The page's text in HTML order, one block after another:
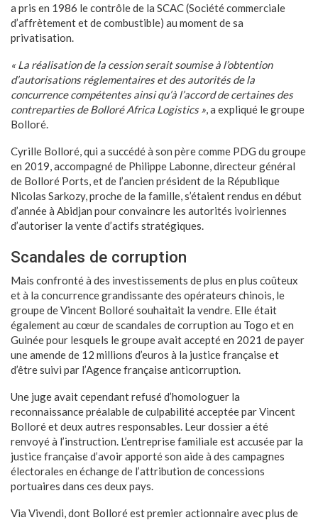
a pris en 1986 le contrôle de la SCAC (Société commerciale
d’affrètement et de combustible) au moment de sa
privatisation.
« La réalisation de la cession serait soumise à l’obtention
d’autorisations réglementaires et des autorités de la
concurrence compétentes ainsi qu’à l’accord de certaines des
contreparties de Bolloré Africa Logistics », a expliqué le groupe
Bolloré.
Cyrille Bolloré, qui a succédé à son père comme PDG du groupe
en 2019, accompagné de Philippe Labonne, directeur général
de Bolloré Ports, et de l’ancien président de la République
Nicolas Sarkozy, proche de la famille, s’étaient rendus en début
d’année à Abidjan pour convaincre les autorités ivoiriennes
d’autoriser la vente d’actifs stratégiques.
Scandales de corruption
Mais confronté à des investissements de plus en plus coûteux
et à la concurrence grandissante des opérateurs chinois, le
groupe de Vincent Bolloré souhaitait la vendre. Elle était
également au cœur de scandales de corruption au Togo et en
Guinée pour lesquels le groupe avait accepté en 2021 de payer
une amende de 12 millions d’euros à la justice française et
d’être suivi par l’Agence française anticorruption.
Une juge avait cependant refusé d’homologuer la
reconnaissance préalable de culpabilité acceptée par Vincent
Bolloré et deux autres responsables. Leur dossier a été
renvoyé à l’instruction. L’entreprise familiale est accusée par la
justice française d’avoir apporté son aide à des campagnes
électorales en échange de l’attribution de concessions
portuaires dans ces deux pays.
Via Vivendi, dont Bolloré est premier actionnaire avec plus de